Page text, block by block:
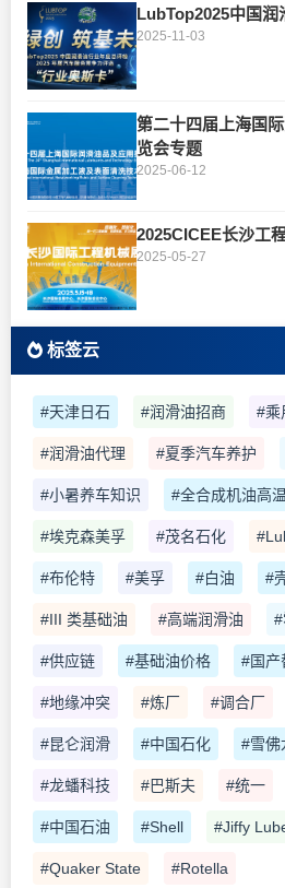
LubTop2025中国润
2025-11-03
第二十四届上海国
览会专题
2025-06-12
2025CICEE长沙工
2025-05-27
标签云
#天津日石 #润滑油招商 #乘
#润滑油代理 #夏季汽车养护
#小暑养车知识 #全合成机油高
#埃克森美孚 #茂名石化
#布伦特 #美孚 #白油 #
#III 类基础油 #高端润滑油
#供应链 #基础油价格 #国产
#地缘冲突 #炼厂 #调合厂
#昆仑润滑 #中国石化 #雪佛
#龙蟠科技 #巴斯夫 #统一
#中国石油 #Shell #Jiffy
#Quaker State #Rotella